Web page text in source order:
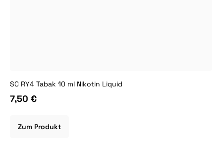
SC RY4 Tabak 10 ml Nikotin Liquid
7,50 €
Zum Produkt